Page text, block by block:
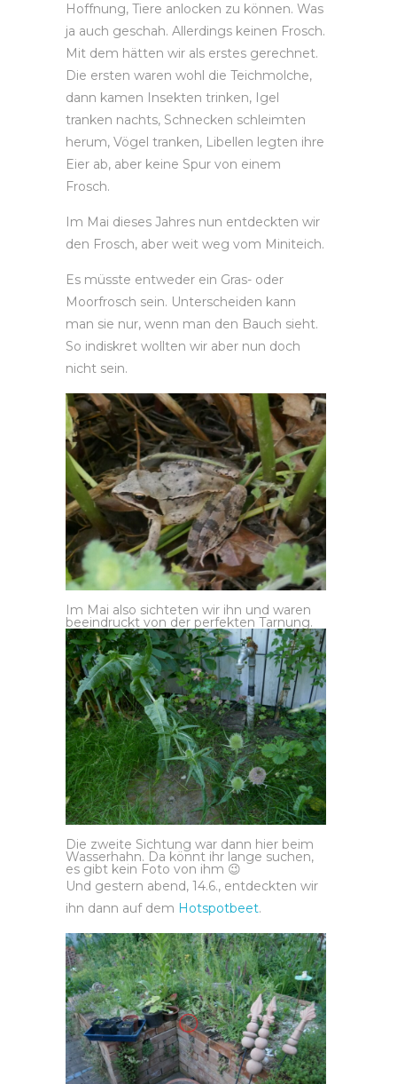
Hoffnung, Tiere anlocken zu können. Was
ja auch geschah. Allerdings keinen Frosch.
Mit dem hätten wir als erstes gerechnet.
Die ersten waren wohl die Teichmolche,
dann kamen Insekten trinken, Igel
tranken nachts, Schnecken schleimten
herum, Vögel tranken, Libellen legten ihre
Eier ab, aber keine Spur von einem
Frosch.
Im Mai dieses Jahres nun entdeckten wir
den Frosch, aber weit weg vom Miniteich.
Es müsste entweder ein Gras- oder
Moorfrosch sein. Unterscheiden kann
man sie nur, wenn man den Bauch sieht.
So indiskret wollten wir aber nun doch
nicht sein.
Im Mai also sichteten wir ihn und waren
beeindruckt von der perfekten Tarnung.
Die zweite Sichtung war dann hier beim
Wasserhahn. Da könnt ihr lange suchen,
es gibt kein Foto von ihm 😉
Und gestern abend, 14.6., entdeckten wir
ihn dann auf dem Hotspotbeet.